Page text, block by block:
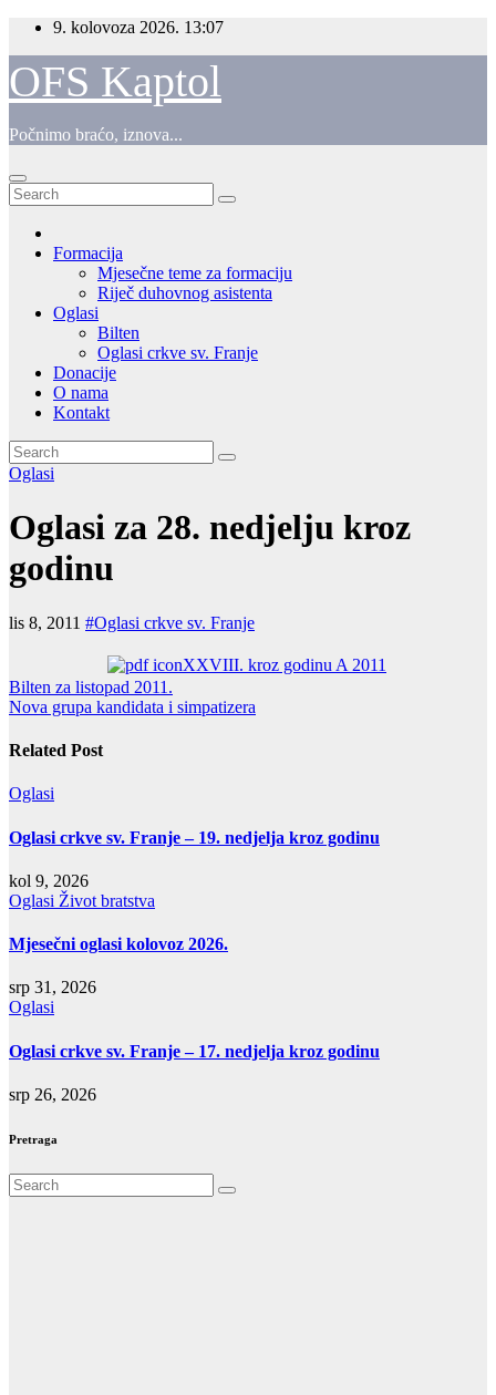
Skip
content
9. kolovoza 2026. 13:07
OFS Kaptol
Počnimo braćo, iznova...
Formacija
Mjesečne teme za formaciju
Riječ duhovnog asistenta
Oglasi
Bilten
Oglasi crkve sv. Franje
Donacije
O nama
Kontakt
Oglasi
Oglasi za 28. nedjelju kroz
godinu
lis 8, 2011 #Oglasi crkve sv. Franje
XXVIII. kroz godinu A 2011
Navigacija
objava
Bilten za listopad 2011.
Nova grupa kandidata i simpatizera
Related Post
Oglasi
Oglasi crkve sv. Franje – 19. nedjelja kroz godinu
kol 9, 2026
Oglasi Život bratstva
Mjesečni oglasi kolovoz 2026.
srp 31, 2026
Oglasi
Oglasi crkve sv. Franje – 17. nedjelja kroz godinu
srp 26, 2026
Pretraga